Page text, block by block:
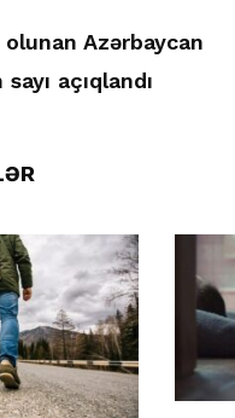
Azərbaycan
açıqlandı